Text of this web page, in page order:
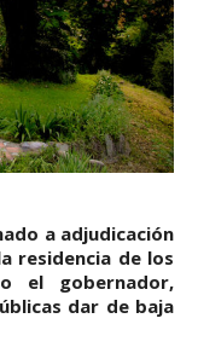
a adjudicación
residencia de los
el gobernador,
dar de baja